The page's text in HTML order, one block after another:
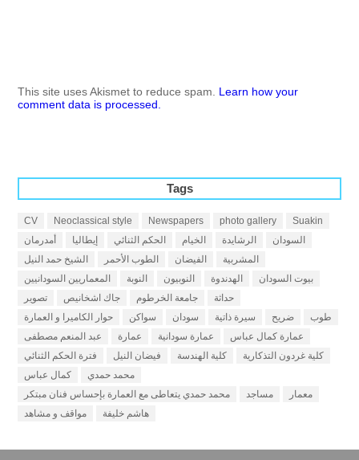
This site uses Akismet to reduce spam. Learn how your
comment data is processed.
Tags
CV Neoclassical style Newspapers photo gallery
Suakin
أمدرمان
إيطاليا الحكم الثنائي الخيام الرشايدة
السودان
الشيخ حمد النيل
الطوب الأحمر الفيضان
المشربية
المعماريين السودانيين
النوبة النوبيون الهدندوة
بيوت السودان
تصوير
جاك اشخانيص جامعة الخرطوم
حداثة
حوار الكاميرا و العمارة
سواكن سودان سيرة ذاتية ضريح
طوب
عبد المنعم مصطفى
عمارة عمارة سودانية
عمارة كمال عباس
فترة الحكم الثنائي
فيضان النيل كلية الهندسة
كلية غردون التذكارية
كمال عباس
محمد حمدي
محمد حمدي يتعاطى مع العمارة بإحساس فنان مبتكر
مساجد
معمار
مواقف و مشاهد
هاشم خليفة